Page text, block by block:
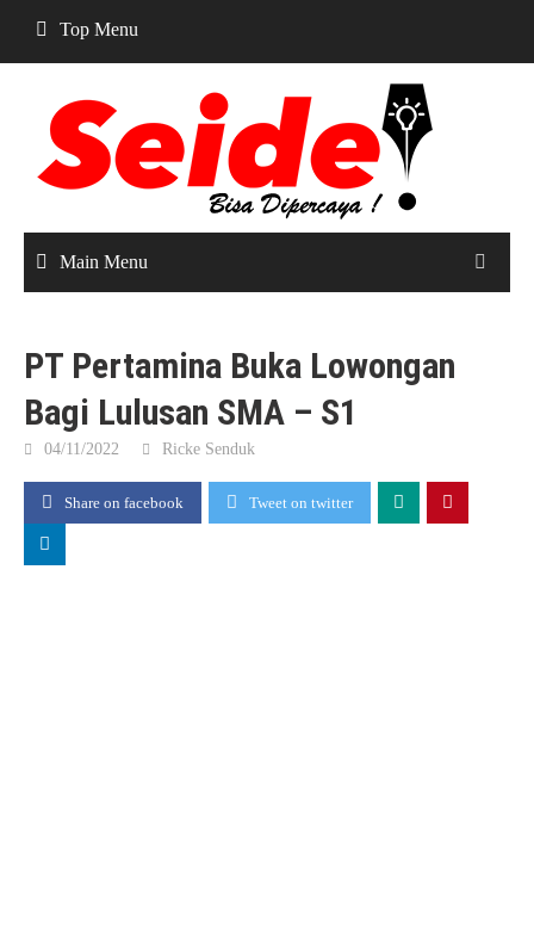
content
Top Menu
Main Menu
PT Pertamina Buka Lowongan
Bagi Lulusan SMA – S1
04/11/2022 Ricke Senduk
Share on facebook Tweet on twitter